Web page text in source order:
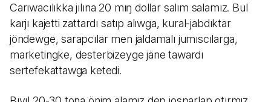
Carıwacılıkka jılına 20 mıŋ dollar salım salamız. Bul
karjı kajetti zattardı satıp alıwga, kural-jabdıktar
jöndewge, sarapcılar men jaldamalı jumıscılarga,
marketingke, desterbizeyge jäne tawardı
sertefekattawga ketedi.